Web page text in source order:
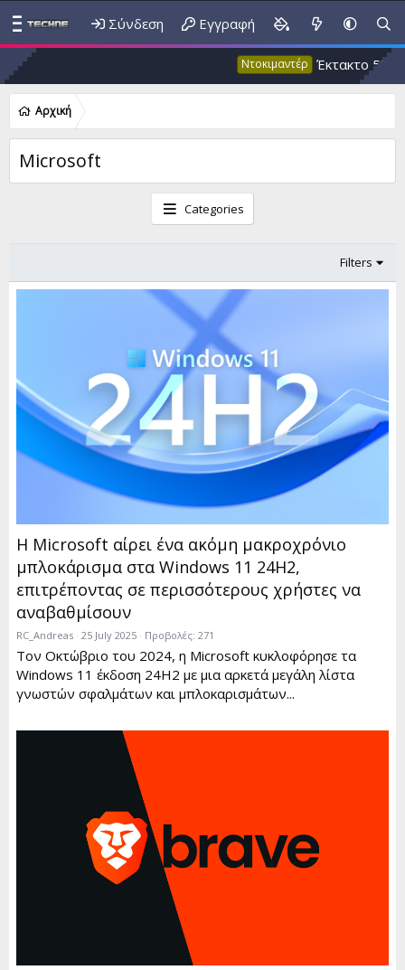
Σύνδεση Εγγραφή
Έκτακτο 53: Ψευδής
Αρχική
Microsoft
Categories
Filters
Η Microsoft αίρει ένα ακόμη μακροχρόνιο
μπλοκάρισμα στα Windows 11 24H2,
επιτρέποντας σε περισσότερους χρήστες να
αναβαθμίσουν
RC_Andreas 25 July 2025 Προβολές: 271
Τον Οκτώβριο του 2024, η Microsoft κυκλοφόρησε τα
Windows 11 έκδοση 24H2 με μια αρκετά μεγάλη λίστα
γνωστών σφαλμάτων και μπλοκαρισμάτων...